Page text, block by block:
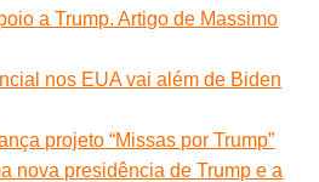
a Trump. Artigo de Massimo
nos EUA vai além de Biden
projeto “Missas por Trump”
nova presidência de Trump e a